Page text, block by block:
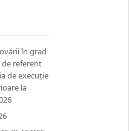
în grad
referent
de execuție
la